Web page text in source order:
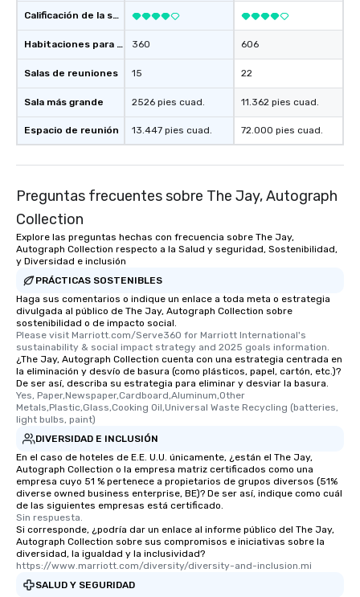
Calificación de la sede
Habitaciones para huéspedes
Salas de reuniones
Sala más grande
Espacio de reunión
360
15
2526 pies cuad.
13.447 pies cuad.
606
22
11.362 pies cuad.
72.000 pies cuad.
Preguntas frecuentes sobre The Jay, Autograph
Collection
Explore las preguntas hechas con frecuencia sobre The Jay,
Autograph Collection respecto a la Salud y seguridad, Sostenibilidad,
y Diversidad e inclusión
PRÁCTICAS SOSTENIBLES
Haga sus comentarios o indique un enlace a toda meta o estrategia
divulgada al público de The Jay, Autograph Collection sobre
sostenibilidad o de impacto social.
Please visit Marriott.com/Serve360 for Marriott International's
sustainability & social impact strategy and 2025 goals information.
¿The Jay, Autograph Collection cuenta con una estrategia centrada en
la eliminación y desvío de basura (como plásticos, papel, cartón, etc.)?
De ser así, describa su estrategia para eliminar y desviar la basura.
Yes, Paper,Newspaper,Cardboard,Aluminum,Other
Metals,Plastic,Glass,Cooking Oil,Universal Waste Recycling (batteries,
light bulbs, paint)
DIVERSIDAD E INCLUSIÓN
En el caso de hoteles de E.E. U.U. únicamente, ¿están el The Jay,
Autograph Collection o la empresa matriz certificados como una
empresa cuyo 51 % pertenece a propietarios de grupos diversos (51%
diverse owned business enterprise, BE)? De ser así, indique como cuál
de las siguientes empresas está certificado.
Sin respuesta.
Si corresponde, ¿podría dar un enlace al informe público del The Jay,
Autograph Collection sobre sus compromisos e iniciativas sobre la
diversidad, la igualdad y la inclusividad?
https://www.marriott.com/diversity/diversity-and-inclusion.mi
SALUD Y SEGURIDAD